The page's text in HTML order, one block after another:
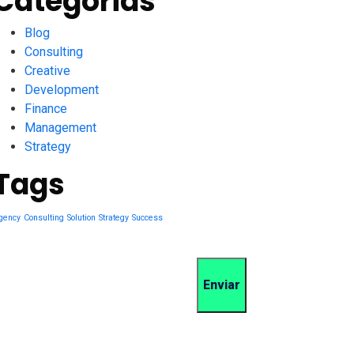
Blog
Consulting
Creative
Development
Finance
Management
Strategy
Consulting Solution Strategy Success